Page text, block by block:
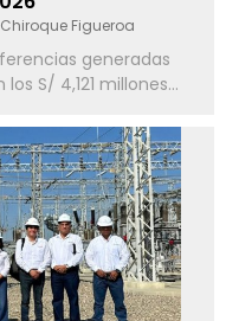
Figueroa
generadas
S/ 4,121 millones...